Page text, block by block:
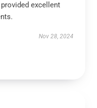
excellent
Nov 28, 2024